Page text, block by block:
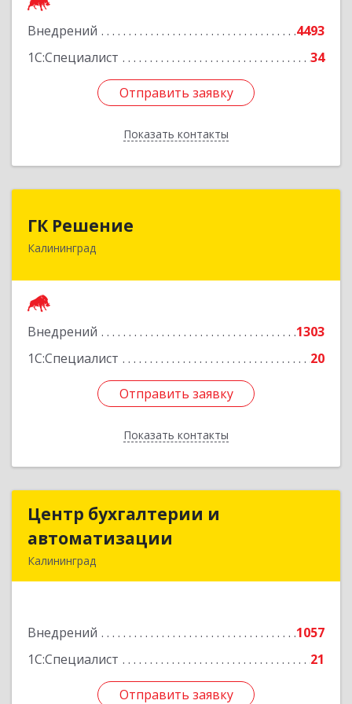
Внедрений
4493
1С:Специалист
34
Отправить заявку
Показать контакты
Отправить заявку
Назад
ГК Решение
Калининград
Внедрений
1303
1С:Специалист
20
Отправить заявку
Показать контакты
236038, Калининградская обл, Калининград г,
Отправить заявку
Назад
Центр бухгалтерии и
автоматизации
Калининград
Внедрений
1057
1С:Специалист
21
Отправить заявку
Центр бухгалтерии и
Подробнее
Отправить заявку